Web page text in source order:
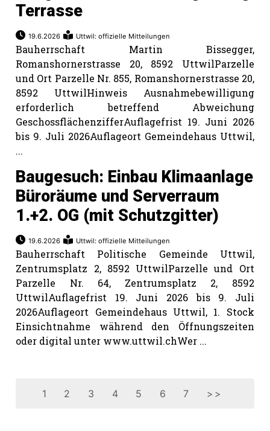
Terrasse
19.6.2026 Uttwil: offizielle Mitteilungen
Bauherrschaft Martin Bissegger,
Romanshornerstrasse 20, 8592 UttwilParzelle
und Ort Parzelle Nr. 855, Romanshornerstrasse 20,
8592 UttwilHinweis Ausnahmebewilligung
erforderlich betreffend Abweichung
GeschossflächenzifferAuflagefrist 19. Juni 2026
bis 9. Juli 2026Auflageort Gemeindehaus Uttwil,
...
Baugesuch: Einbau Klimaanlage
Büroräume und Serverraum
1.+2. OG (mit Schutzgitter)
19.6.2026 Uttwil: offizielle Mitteilungen
Bauherrschaft Politische Gemeinde Uttwil,
Zentrumsplatz 2, 8592 UttwilParzelle und Ort
Parzelle Nr. 64, Zentrumsplatz 2, 8592
UttwilAuflagefrist 19. Juni 2026 bis 9. Juli
2026Auflageort Gemeindehaus Uttwil, 1. Stock
Einsichtnahme während den Öffnungszeiten
oder digital unter www.uttwil.chWer ...
1 2 3 4 5 6 7 >>